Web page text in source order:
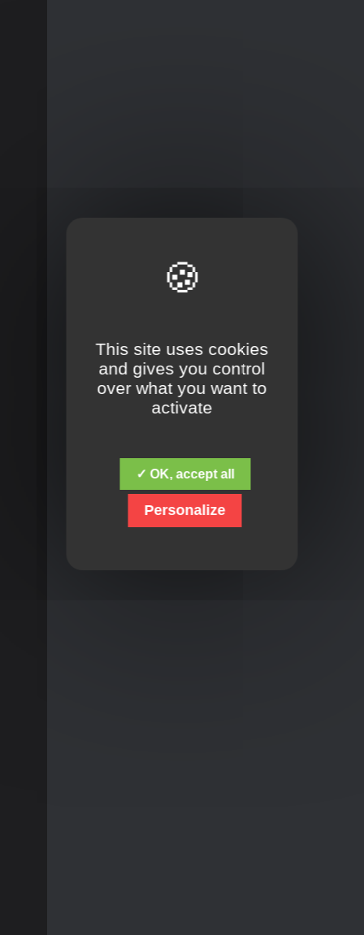
This site uses cookies
and gives you control
over what you want to
activate
✓ OK, accept all
Personalize